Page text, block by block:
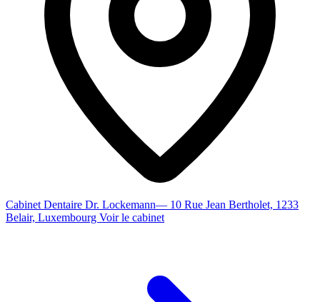
Cabinet Dentaire Dr. Lockemann— 10 Rue Jean Bertholet, 1233
Belair, Luxembourg Voir le cabinet